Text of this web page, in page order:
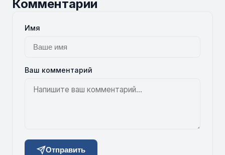
Комментарии
Имя
Ваш комментарий
Отправить